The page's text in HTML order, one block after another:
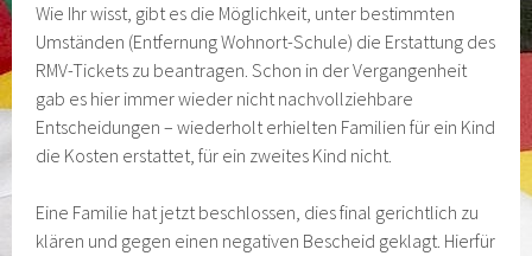
Wie Ihr wisst, gibt es die Möglichkeit, unter bestimmten
Umständen (Entfernung Wohnort-Schule) die Erstattung des
RMV-Tickets zu beantragen. Schon in der Vergangenheit
gab es hier immer wieder nicht nachvollziehbare
Entscheidungen – wiederholt erhielten Familien für ein Kind
die Kosten erstattet, für ein zweites Kind nicht.
Eine Familie hat jetzt beschlossen, dies final gerichtlich zu
klären und gegen einen negativen Bescheid geklagt. Hierfür